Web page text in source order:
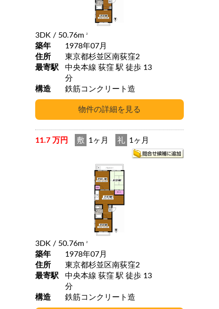
3DK / 50.76m 2
築年
1978年07月
住所
東京都杉並区南荻窪2
最寄駅
中央本線 荻窪 駅 徒歩 13
分
構造
鉄筋コンクリート造
11.7 万円 敷 1ヶ月 礼 1ヶ月
3DK / 50.76m 2
築年
1978年07月
住所
東京都杉並区南荻窪2
最寄駅
中央本線 荻窪 駅 徒歩 13
分
構造
鉄筋コンクリート造